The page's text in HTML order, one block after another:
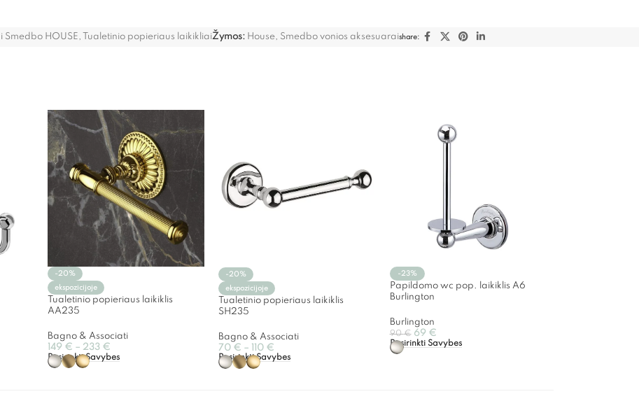
Smedbo HOUSE, Tualetinio popieriaus laikikliaiŽymos: House, Smedbo vonios aksesuaraishare:
-20%
ekspozicijoje
Tualetinio popieriaus laikiklis
AA235
Bagno & Associati
149 € – 233 €
Pasirinkti Savybes
-20%
ekspozicijoje
Tualetinio popieriaus laikiklis
SH235
Bagno & Associati
70 € – 110 €
Pasirinkti Savybes
-23%
Papildomo wc pop. laikiklis A6
Burlington
Burlington
90€ 69 €
Pasirinkti Savybes